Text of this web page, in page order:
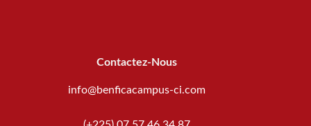
Contactez-Nous
info@benficacampus-ci.com